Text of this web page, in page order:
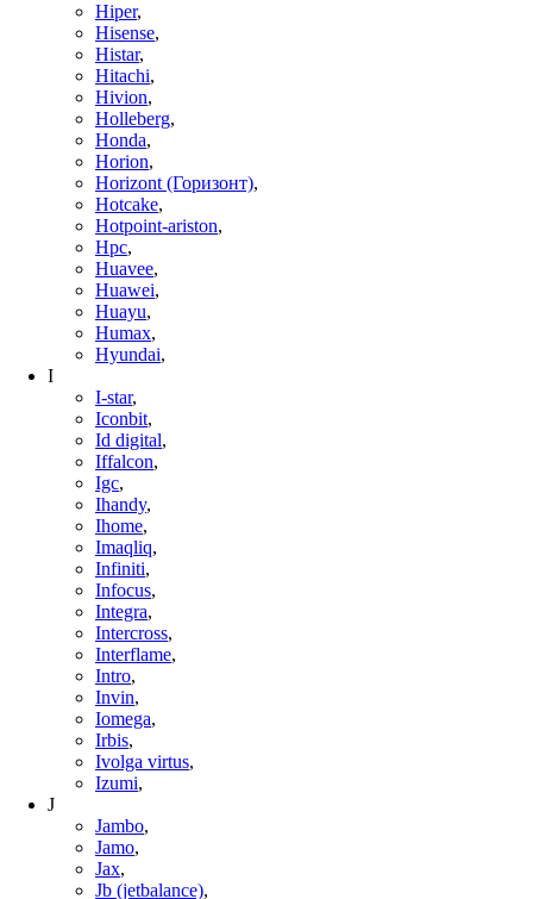
Hiper,
Hisense,
Histar,
Hitachi,
Hivion,
Holleberg,
Honda,
Horion,
Horizont (Горизонт),
Hotcake,
Hotpoint-ariston,
Hpc,
Huavee,
Huawei,
Huayu,
Humax,
Hyundai,
I
I-star,
Iconbit,
Id digital,
Iffalcon,
Igc,
Ihandy,
Ihome,
Imaqliq,
Infiniti,
Infocus,
Integra,
Intercross,
Interflame,
Intro,
Invin,
Iomega,
Irbis,
Ivolga virtus,
Izumi,
J
Jambo,
Jamo,
Jax,
Jb (jetbalance),